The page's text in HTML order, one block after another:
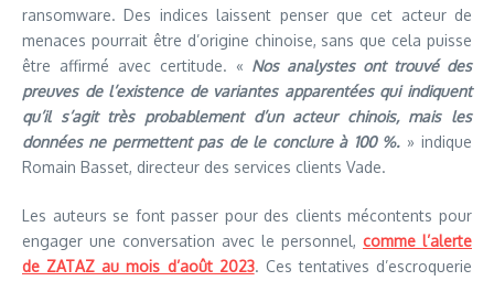
ransomware. Des indices laissent penser que cet acteur de
menaces pourrait être d’origine chinoise, sans que cela puisse
être affirmé avec certitude. « Nos analystes ont trouvé des
preuves de l’existence de variantes apparentées qui indiquent
qu’il s’agit très probablement d’un acteur chinois, mais les
données ne permettent pas de le conclure à 100 %.» indique
Romain Basset, directeur des services clients Vade.
Les auteurs se font passer pour des clients mécontents pour
engager une conversation avec le personnel, comme l’alerte
de ZATAZ au mois d’août 2023. Ces tentatives d’escroquerie